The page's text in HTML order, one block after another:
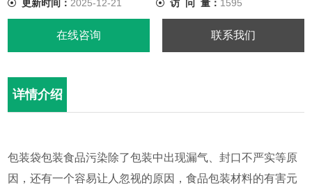
更新时间： 2025-12-21 访 问 量： 1595
在线咨询 联系我们
详情介绍
包装袋包装食品污染除了包装中出现漏气、封口不严实等原
因，还有一个容易让人忽视的原因，食品包装材料的有害元